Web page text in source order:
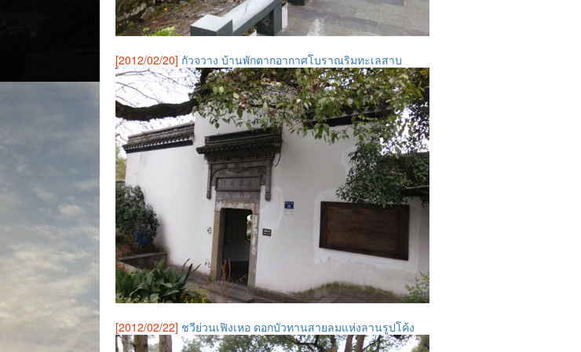
[2012/02/20] กัวจวาง บ้านพักตากอากาศโบราณริมทะเลสาบ
[2012/02/22] ชวีย่วนเฟิงเหอ ดอกบัวทานสายลมแห่งลานรูปโค้ง